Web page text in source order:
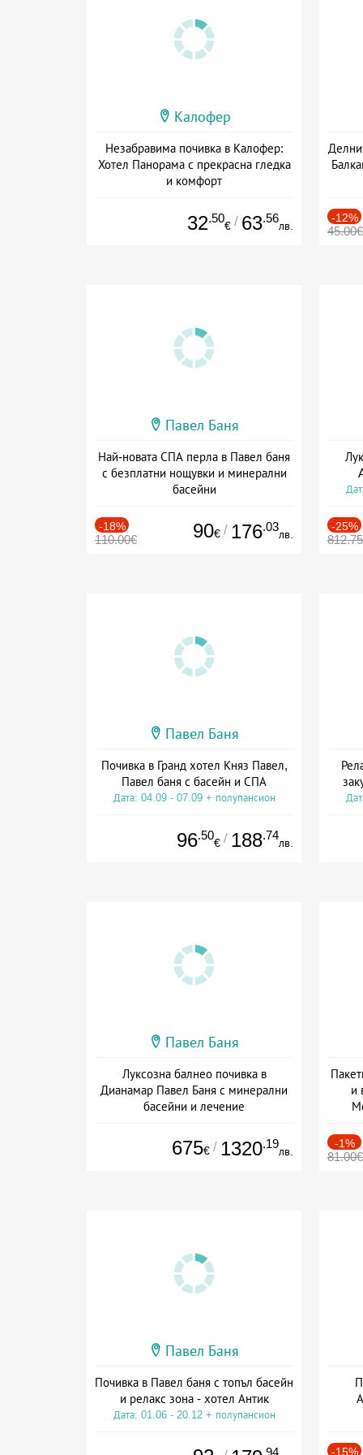
Калофер
Незабравима почивка в Калофер:
Хотел Панорама с прекрасна гледка
и комфорт
32.50
€ / 63.56
лв.
-12%
45.00€
Павел Баня
Най-новата СПА перла в Павел баня
с безплатни нощувки и минерални
басейни
-18%
110.00€ 90€ / 176.03
лв.
-25%
Павел Баня
Почивка в Гранд хотел Княз Павел,
Павел баня с басейн и СПА
Дата: 04.09 - 07.09 + полупансион
96.50
€ / 188.74
лв.
Павел Баня
Луксозна балнео почивка в
Дианамар Павел Баня с минерални
басейни и лечение
675€ / 1320.19
лв.
и
-1%
81.00€
Павел Баня
Почивка в Павел баня с топъл басейн
и релакс зона - хотел Антик
Дата: 01.06 - 20.12 + полупансион
.94 -15%